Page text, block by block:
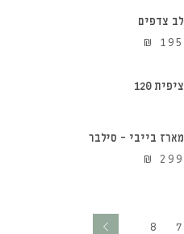
לב צדפים
₪ 195
ציפית 120 הוספה לסל
מארז בייבי – סילבר
₪ 299
7
8